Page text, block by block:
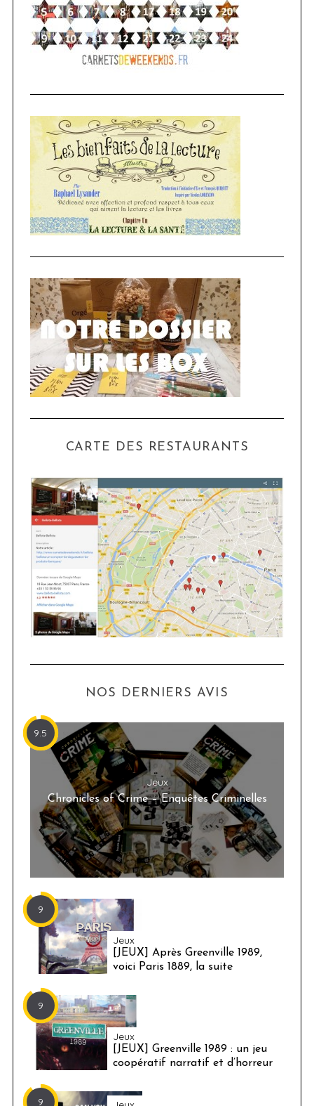
CARTE DES RESTAURANTS
NOS DERNIERS AVIS
9.5
Jeux
Chronicles of Crime – Enquêtes Criminelles
9
Jeux
[JEUX] Après Greenville 1989,
voici Paris 1889, la suite
9
Jeux
[JEUX] Greenville 1989 : un jeu
coopératif narratif et d’horreur
9